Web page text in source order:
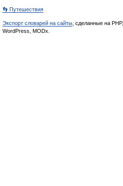
👣 Путешествия
Экспорт словарей на сайты , сделанные на PHP,
WordPress, MODx.